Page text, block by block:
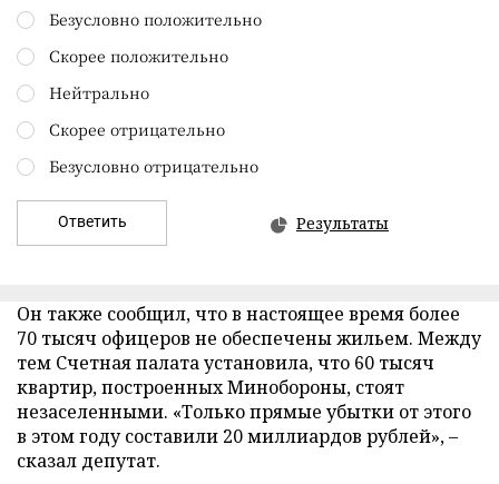
Безусловно положительно
Скорее положительно
Нейтрально
Скорее отрицательно
Безусловно отрицательно
Ответить Результаты
Он также сообщил, что в настоящее время более
70 тысяч офицеров не обеспечены жильем. Между
тем Счетная палата установила, что 60 тысяч
квартир, построенных Минобороны, стоят
незаселенными. «Только прямые убытки от этого
в этом году составили 20 миллиардов рублей», –
сказал депутат.